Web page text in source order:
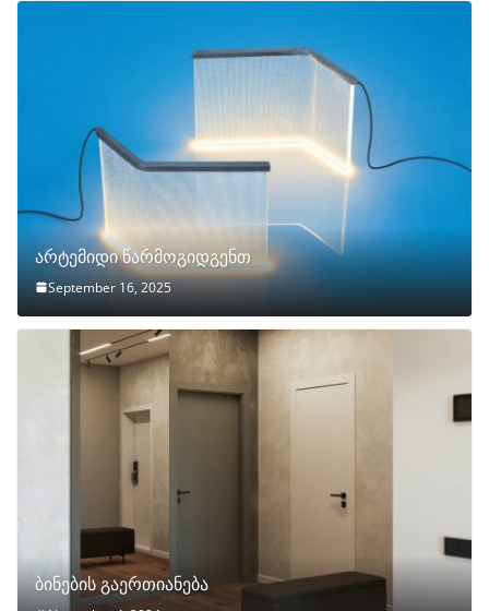
არტემიდი წარმოგიდგენთ
September 16, 2025
ბინების გაერთიანება